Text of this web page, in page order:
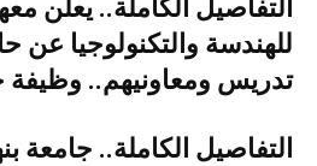
التفاصيل الكاملة.. يعلن
للهندسة والتكنولوجيا عن
تدريس ومعاونيهم.. وظيفة
التفاصيل الكاملة.. جامعة